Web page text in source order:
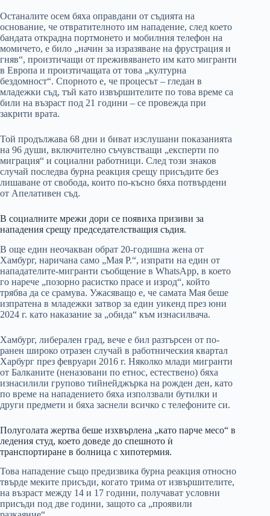
Останалите осем бяха оправдани от съдията на
основание, че отвратителното им нападение, след което
бандата открадна портмонето и мобилния телефон на
момичето, е било „начин за изразяване на фрустрация и
гняв“, произтичащи от преживяването им като мигранти
в Европа и произтичащата от това „културна
бездомност“. Спорното е, че процесът – гледан в
младежки съд, тъй като извършителите по това време са
били на възраст под 21 години – се провежда при
закрити врата.
Той продължава 68 дни и биват изслушани показанията
на 96 души, включително съчувстващи „експерти по
миграция“ и социални работници. След този знаков
случай последва бурна реакция срещу присъдите без
лишаване от свобода, които по-късно бяха потвърдени
от Апелативен съд.
В социалните мрежи дори се появиха призиви за
нападения срещу председателстващия съдия.
В още един неочакван обрат 20-годишна жена от
Хамбург, наричана само „Мая Р.“, изпрати на един от
нападателите-мигранти съобщение в WhatsApp, в което
го нарече „позорно расистко прасе и изрод“, който
трябва да се срамува. Ужасяващо е, че самата Мая беше
изпратена в младежки затвор за един уикенд през юни
2024 г. като наказание за „обида“ към изнасилвача.
Хамбург, либерален град, вече е бил разтърсен от по-
ранен широко отразен случай в работническия квартал
Харбург през февруари 2016 г. Няколко млади мигранти
от Балканите (неназовани по етнос, естествено) бяха
изнасилили групово тийнейджърка на рожден ден, като
по време на нападението бяха използвали бутилки и
други предмети и бяха заснели всичко с телефоните си.
Полуголата жертва беше изхвърлена „като парче месо“ в
ледения студ, което доведе до спешното ѝ
транспортиране в болница с хипотермия.
Това нападение също предизвика бурна реакция относно
твърде меките присъди, когато трима от извършителите,
на възраст между 14 и 17 години, получават условни
присъди под две години, защото са „проявили